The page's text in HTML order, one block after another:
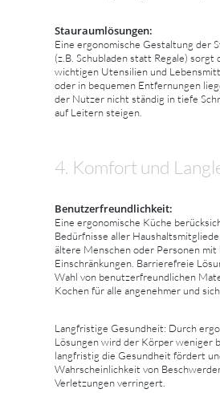
Stauraumlösungen:
Eine ergonomische Gestaltung der
(z.B. Schubladen statt Regale) sorgt
wichtigen Utensilien und
oder in bequemen Entfernungen
der Nutzer nicht ständig in tiefe
auf Leitern steigen.
4. Komfort und
Benutzerfreundlichkeit:
Eine ergonomische Küche
Bedürfnisse aller
ältere Menschen oder Personen
Einschränkungen. Barrierefreie
Wahl von benutzerfreundlichen
Kochen für alle angenehmer und
Langfristige Gesundheit: Durch
Lösungen wird der Körper weniger
langfristig die Gesundheit fördert
Wahrscheinlichkeit von
Verletzungen verringert.